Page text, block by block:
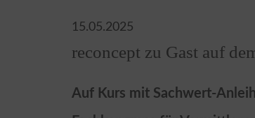
15.05.2025
reconcept zu Gast auf
Auf Kurs mit Sachwert-